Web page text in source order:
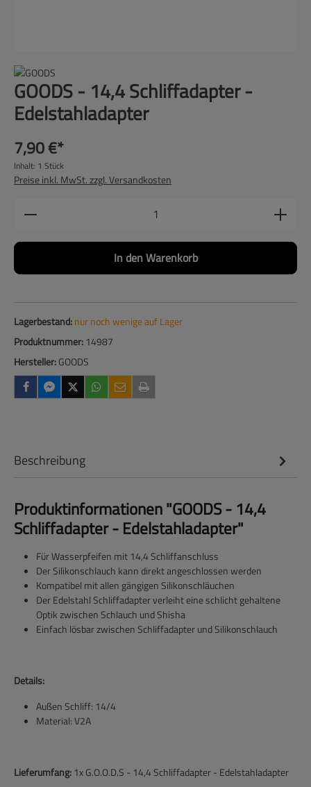
GOODS - 14,4 Schliffadapter -
Edelstahladapter
7,90 €*
Inhalt: 1 Stück
Preise inkl. MwSt. zzgl. Versandkosten
Produkt Anzahl: Gib den gewünschten
In den Warenkorb
Lagerbestand:nur noch wenige auf Lager
Produktnummer: 14987
Hersteller:GOODS
Beschreibung
Produktinformationen "GOODS - 14,4
Schliffadapter - Edelstahladapter"
Für Wasserpfeifen mit 14,4 Schliffanschluss
Der Silikonschlauch kann direkt angeschlossen werden
Kompatibel mit allen gängigen Silikonschläuchen
Der Edelstahl Schliffadapter verleiht eine schlicht gehaltene
Optik zwischen Schlauch und Shisha
Einfach lösbar zwischen Schliffadapter und Silikonschlauch
Details:
Außen Schliff: 14/4
Material: V2A
Lieferumfang: 1x G.O.O.D.S - 14,4 Schliffadapter - Edelstahladapter